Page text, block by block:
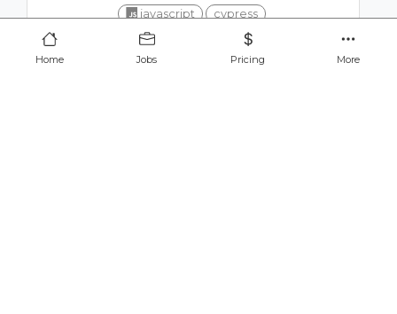
Home Jobs Pricing More
javascript cypress
CONFIDENTIAL